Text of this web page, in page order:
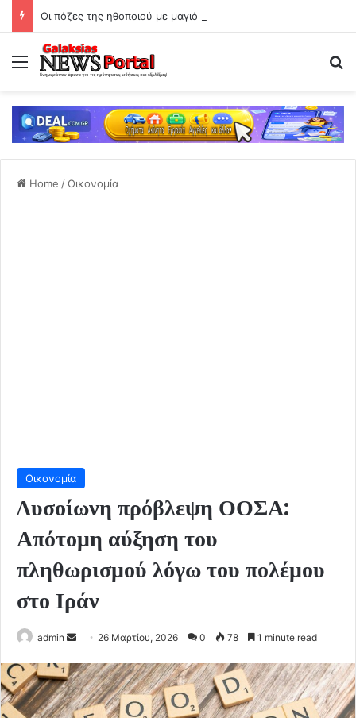
Οι πόζες της ηθοποιού με μαγιό στην παραλία
Menu
Home /Οικονομία
Οικονομία
Δυσοίωνη πρόβλεψη ΟΟΣΑ:
Απότομη αύξηση του
πληθωρισμού λόγω του πολέμου
στο Ιράν
admin
Send
email
26 Μαρτίου, 2026 0 78 1 minute read